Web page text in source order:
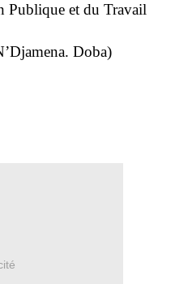
Publique et du Travail
Doba)